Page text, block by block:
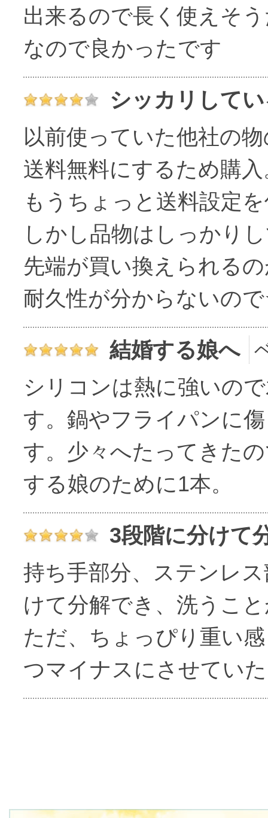
出来るので長く使えそ
なので良かったです
シッカリして
以前使っていた他社の
送料無料にするため購
もうちょっと送料設定
しかし品物はしっかり
先端が買い換えられる
耐久性が分からないの
結婚する娘へ
シリコンは熱に強いの
す。鍋やフライパンに
す。少々へたってきた
する娘のために1本。
3段階に分けて
持ち手部分、ステンレ
けて分解でき、洗うこ
ただ、ちょっぴり重い
つマイナスにさせてい